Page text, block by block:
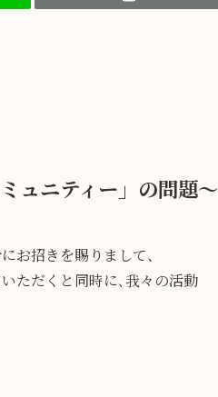
ュニティー」の問題～
お招きを賜りまして、
ただくと同時に､我々の活動